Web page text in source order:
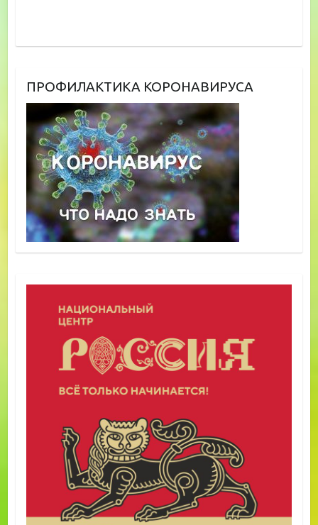
ПРОФИЛАКТИКА КОРОНАВИРУСА